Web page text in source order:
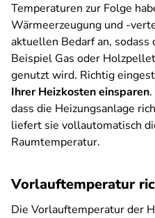
Temperaturen zur Folge
Wärmeerzeugung und -
aktuellen Bedarf an, sodass
Beispiel Gas oder
genutzt wird. Richtig
Ihrer Heizkosten einsparen
dass die Heizungsanlage
liefert sie vollautomatisch
Raumtemperatur.
Vorlauftemperatur
Die Vorlauftemperatur der